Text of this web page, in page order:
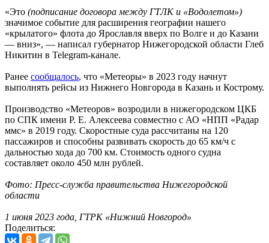
«Это (подписание договора между ГТЛК и «Водолетом»)
значимое событие для расширения географии нашего
«крылатого» флота до Ярославля вверх по Волге и до Казани
— вниз», — написал губернатор Нижегородской области Глеб
Никитин в Telegram-канале.
Ранее сообщалось, что «Метеоры» в 2023 году начнут
выполнять рейсы из Нижнего Новгорода в Казань и Кострому.
Производство «Метеоров» возродили в нижегородском ЦКБ
по СПК имени Р. Е. Алексеева совместно с АО «НПП «Радар
ммс» в 2019 году. Скоростные суда рассчитаны на 120
пассажиров и способны развивать скорость до 65 км/ч с
дальностью хода до 700 км. Стоимость одного судна
составляет около 450 млн рублей.
Фото: Пресс-служба правительства Нижегородской
области
1 июня 2023 года, ГТРК «Нижний Новгород»
Поделиться: